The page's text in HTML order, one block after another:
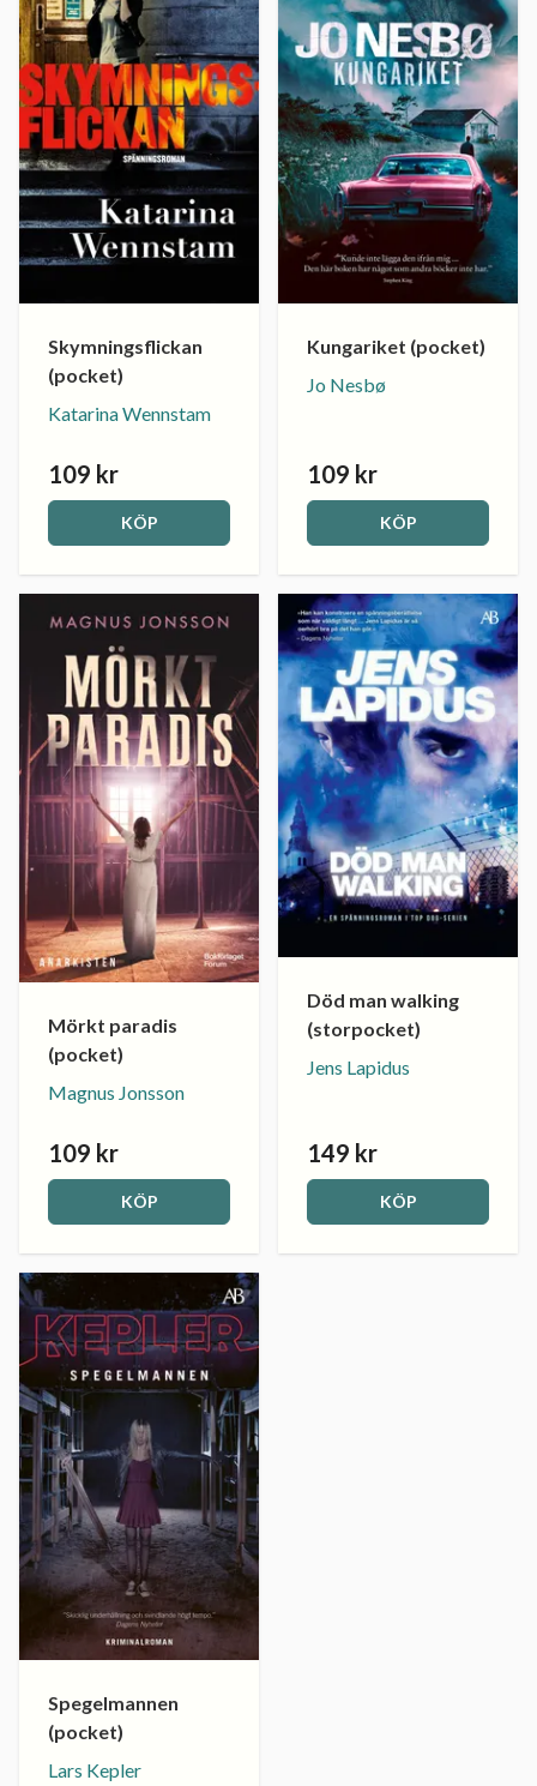
Skymningsflickan
(pocket)
Katarina Wennstam
109 kr
KÖP
Kungariket (pocket)
Jo Nesbø
109 kr
KÖP
Mörkt paradis
(pocket)
Magnus Jonsson
109 kr
KÖP
Död man walking
(storpocket)
Jens Lapidus
149 kr
KÖP
Spegelmannen
(pocket)
Lars Kepler